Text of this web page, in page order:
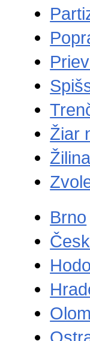
Žiar
Žilina
Brno